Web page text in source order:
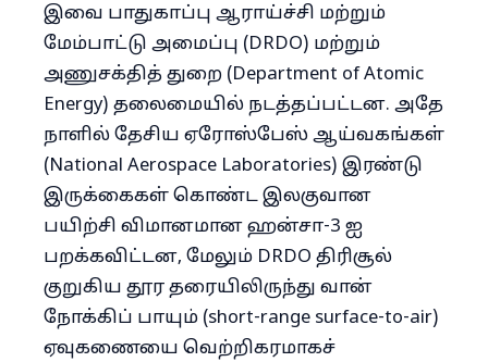
இவை பாதுகாப்பு ஆராய்ச்சி மற்றும்
மேம்பாட்டு அமைப்பு (DRDO) மற்றும்
அணுசக்தித் துறை (Department of Atomic
Energy) தலைமையில் நடத்தப்பட்டன. அதே
நாளில் தேசிய ஏரோஸ்பேஸ் ஆய்வகங்கள்
(National Aerospace Laboratories) இரண்டு
இருக்கைகள் கொண்ட இலகுவான
பயிற்சி விமானமான ஹன்சா-3 ஐ
பறக்கவிட்டன, மேலும் DRDO திரிசூல்
குறுகிய தூர தரையிலிருந்து வான்
நோக்கிப் பாயும் (short-range surface-to-air)
ஏவுகணையை வெற்றிகரமாகச்